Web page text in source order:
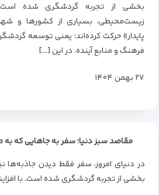
بخشی از تجربه گردشگری شده است.
زیست‌محیطی، بسیاری از کشورها و
پایدار» حرکت کرده‌اند؛ یعنی توسعه
فرهنگ و منابع آینده. در این […]
۲۷ بهمن ۱۴۰۴
مقاصد سبز دنیا؛ سفر به جاهایی که به
در دنیای امروز، سفر فقط دیدن
بخشی از تجربه گردشگری شده است. با